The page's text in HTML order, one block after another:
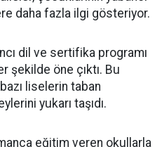
daha fazla ilgi gösteriyor.
dil ve sertifika programı
şekilde öne çıktı. Bu
liselerin taban
yukarı taşıdı.
eğitim veren okullarla